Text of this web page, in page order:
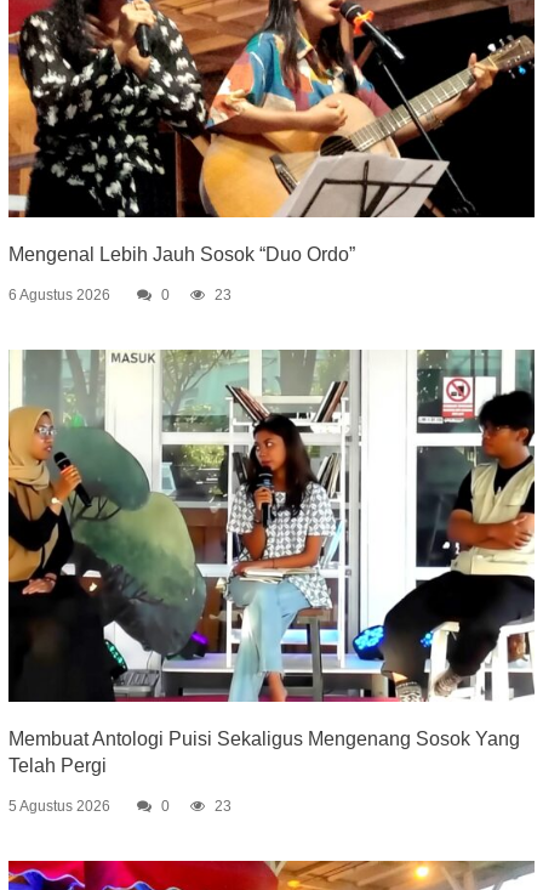
Mengenal Lebih Jauh Sosok “Duo Ordo”
6 Agustus 2026 0 23
Membuat Antologi Puisi Sekaligus Mengenang Sosok Yang
Telah Pergi
5 Agustus 2026 0 23